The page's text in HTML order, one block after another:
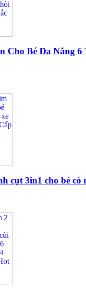
Cho Bé Đa Năng
cụt 3in1 cho bé